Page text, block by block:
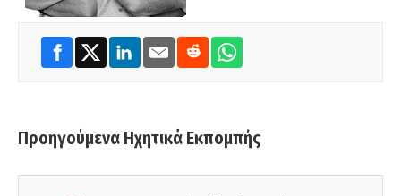
Προηγούμενα Ηχητικά Εκπομπής